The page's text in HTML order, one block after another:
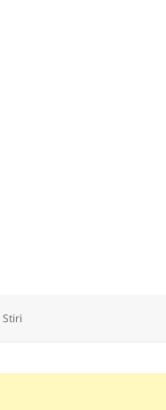
Categorii
Stiri